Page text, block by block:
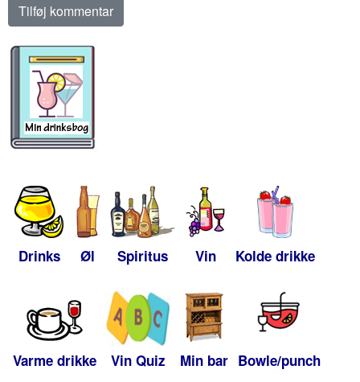
Drinks Øl Spiritus Vin Kolde drikke
Varme drikke Vin Quiz Min bar Bowle/punch